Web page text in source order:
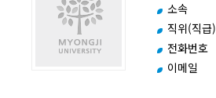
소속
직위(직급)
전화번호
이메일